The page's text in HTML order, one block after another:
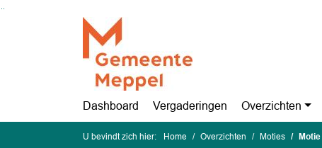
Ga naar de inhoud van deze pagina
Ga naar het zoeken
Ga naar het menu
Dashboard Vergaderingen Overzichten
U bevindt zich hier: Home Overzichten Moties Motie